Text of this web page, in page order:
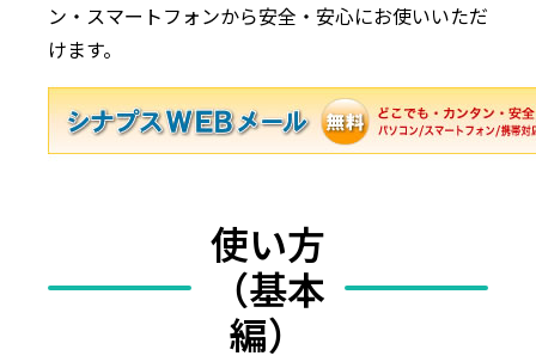
ン・スマートフォンから安全・安心にお使いいただ
けます。
使い方
（基本
編）